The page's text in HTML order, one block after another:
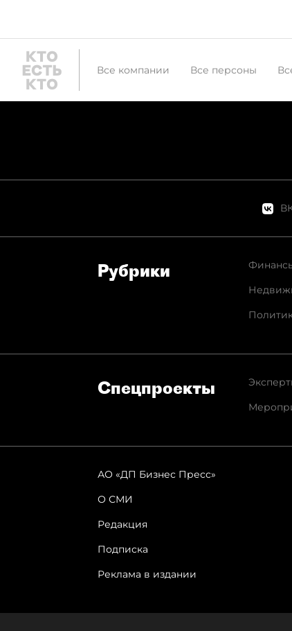
Все компании Все персоны
Рубрики
Спец­проекты
АО «ДП Бизнес Пресс»
О СМИ
Редакция
Подписка
Реклама в издании